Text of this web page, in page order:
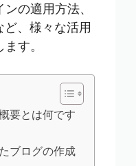
の適用方法、
ど、様々な活用
す。
要とは何です
ブログの作成